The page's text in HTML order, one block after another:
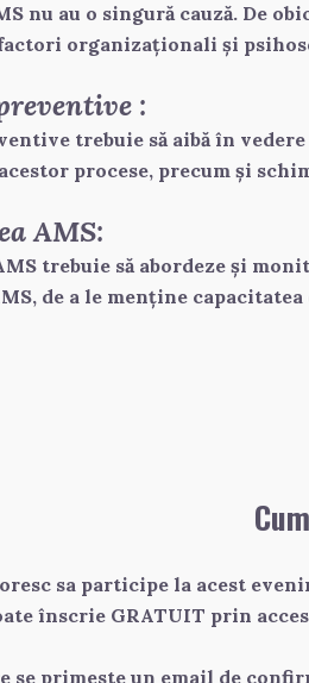
nu au o singură cauză. De
organizaționali și
:
trebuie să aibă în
procese, precum și
AMS:
trebuie să abordeze și
de a le menţine
sa participe la acest
înscrie GRATUIT prin
se primeste un email de